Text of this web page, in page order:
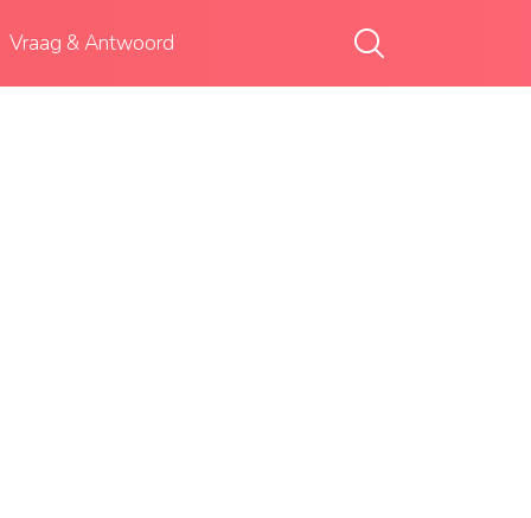
Vraag & Antwoord